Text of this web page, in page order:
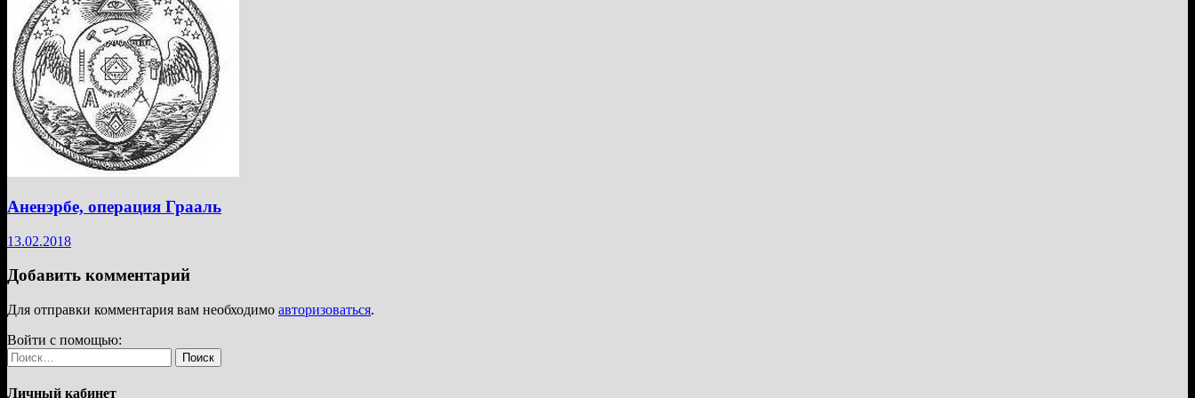
Аненэрбе, операция Грааль
13.02.2018
Добавить комментарий
Для отправки комментария вам необходимо авторизоваться.
Войти с помощью:
Найти:
Личный кабинет